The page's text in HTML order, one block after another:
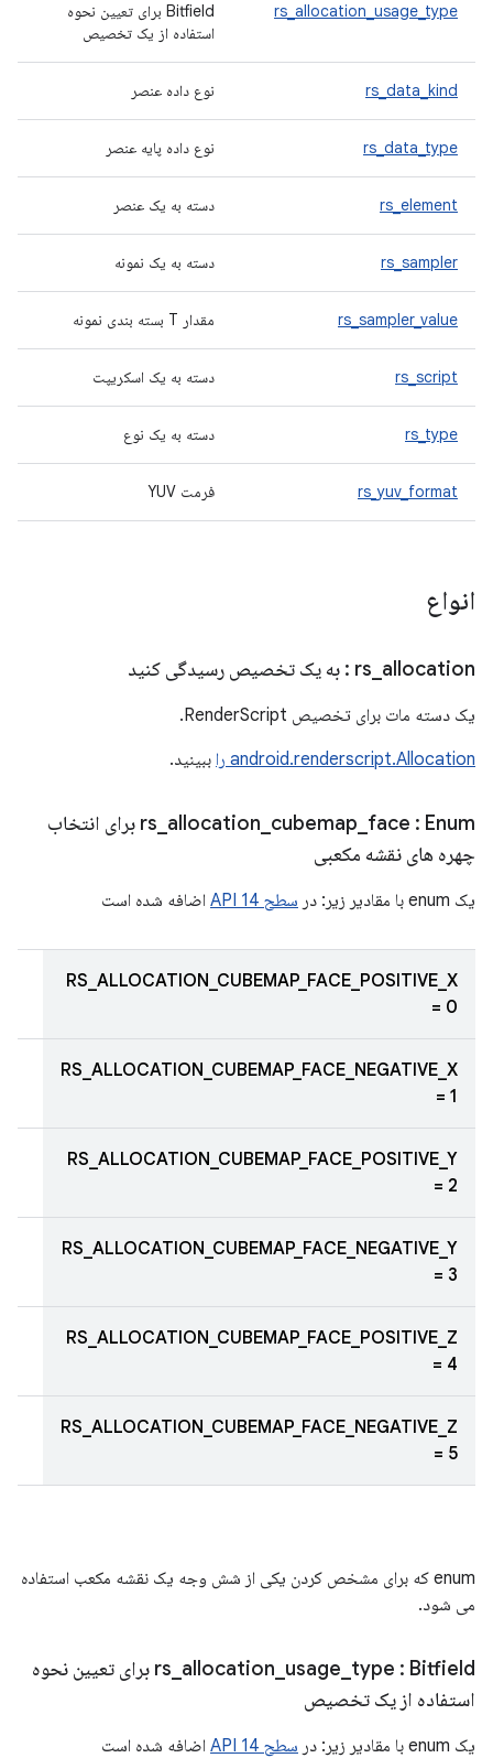
rs_allocation_usage_type
Bitfield برای تعیین نحوه
استفاده از یک تخصیص
rs_data_kind نوع داده عنصر
rs_data_type نوع داده پایه عنصر
rs_element دسته به یک عنصر
rs_sampler دسته به یک نمونه
rs_sampler_value مقدار T بسته بندی نمونه
rs_script دسته به یک اسکریپت
rs_type دسته به یک نوع
rs_yuv_format فرمت YUV
انواع
rs allocation : به یک تخصیص رسیدگی کنید
یک دسته مات برای تخصیص RenderScript.
android.renderscript.Allocation را
ببینید.
rs allocation cubemap face
: Enum برای انتخاب
چهره های نقشه مکعبی
یک enum با مقادیر زیر: در سطح API 14 اضافه شده است
RS_ALLOCATION_CUBEMAP_FACE_POSITIVE_X
= 0
RS_ALLOCATION_CUBEMAP_FACE_NEGATIVE_X
= 1
RS_ALLOCATION_CUBEMAP_FACE_POSITIVE_Y
= 2
RS_ALLOCATION_CUBEMAP_FACE_NEGATIVE_Y
= 3
RS_ALLOCATION_CUBEMAP_FACE_POSITIVE_Z
= 4
RS_ALLOCATION_CUBEMAP_FACE_NEGATIVE_Z
= 5
enum که برای مشخص کردن یکی از شش وجه یک نقشه مکعب استفاده
می شود.
rs allocation usage type
: Bitfield برای تعیین نحوه
استفاده از یک تخصیص
یک enum با مقادیر زیر: در سطح API 14 اضافه شده است